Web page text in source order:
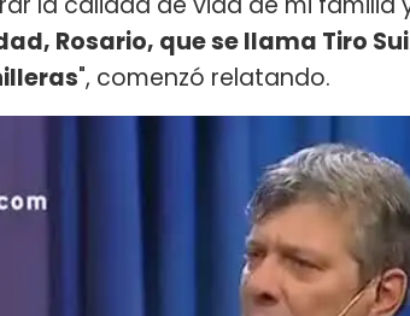
Rosario, que se llama Tiro
", comenzó relatando.